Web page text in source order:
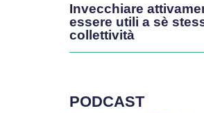
Invecchiare
essere utili a sè
collettività
PODCAST